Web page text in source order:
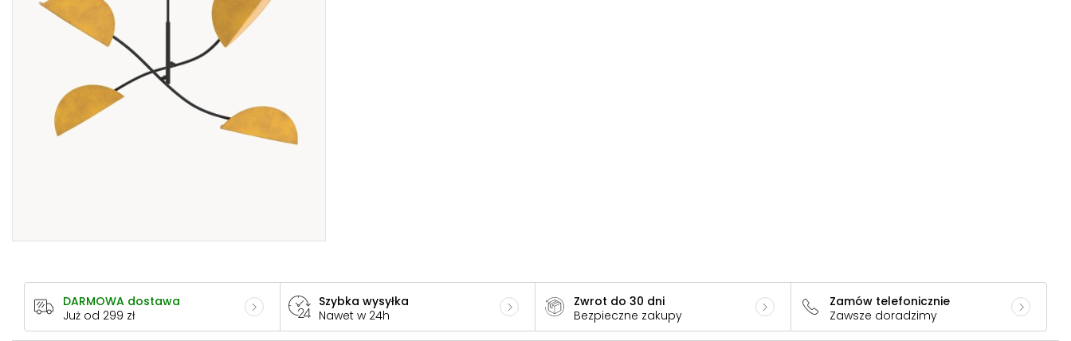
DARMOWA dostawa
Już od 299 zł
Szybka wysyłka
Nawet w 24h
Zwrot do 30 dni
Bezpieczne zakupy
Zamów telefonicznie
Zawsze doradzimy